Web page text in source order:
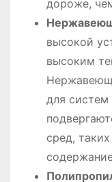
дороже,
высокой
высоким
для систем
сред,